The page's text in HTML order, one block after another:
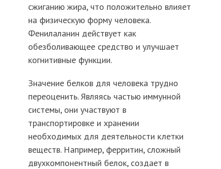
сжиганию жира, что положительно влияет
на физическую форму человека.
Фенилаланин действует как
обезболивающее средство и улучшает
когнитивные функции.
Значение белков для человека трудно
переоценить. Являясь частью иммунной
системы, они участвуют в
транспортировке и хранении
необходимых для деятельности клетки
веществ. Например, ферритин, сложный
двухкомпонентный белок, создает в